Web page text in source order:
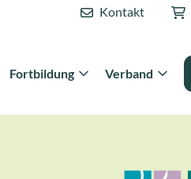
Kontakt
Fortbildung Verband